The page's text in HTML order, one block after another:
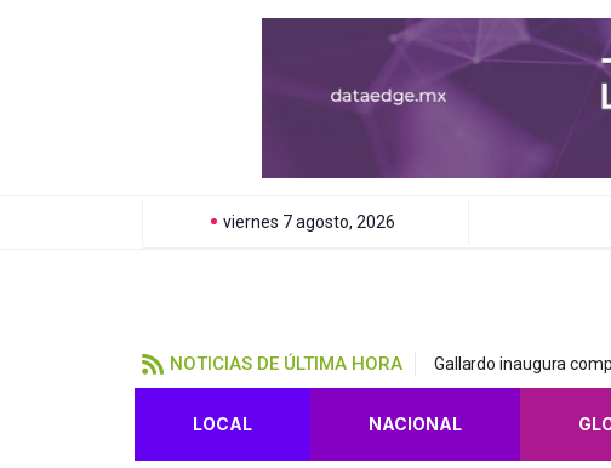
viernes 7 agosto, 2026
NOTICIAS DE ÚLTIMA HORA Gallardo inaugura
LOCAL NACIONAL